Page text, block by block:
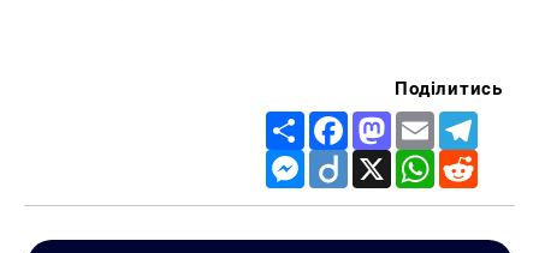
Поділитись
Share FacebookMastodon
Email
Messenger
Diigo X WhatsApp